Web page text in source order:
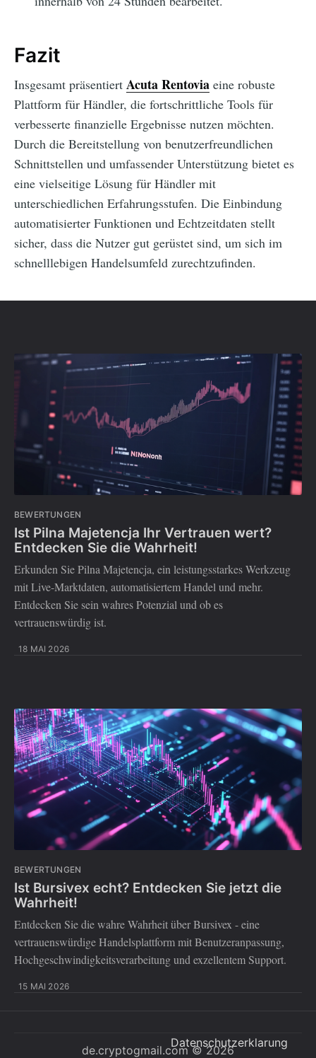
Fazit
Insgesamt präsentiert Acuta Rentovia eine robuste
Plattform für Händler, die fortschrittliche Tools für
verbesserte finanzielle Ergebnisse nutzen möchten.
Durch die Bereitstellung von benutzerfreundlichen
Schnittstellen und umfassender Unterstützung bietet es
eine vielseitige Lösung für Händler mit
unterschiedlichen Erfahrungsstufen. Die Einbindung
automatisierter Funktionen und Echtzeitdaten stellt
sicher, dass die Nutzer gut gerüstet sind, um sich im
schnelllebigen Handelsumfeld zurechtzufinden.
BEWERTUNGEN
Ist Pilna Majetencja Ihr Vertrauen wert?
Entdecken Sie die Wahrheit!
Erkunden Sie Pilna Majetencja, ein leistungsstarkes Werkzeug
mit Live-Marktdaten, automatisiertem Handel und mehr.
Entdecken Sie sein wahres Potenzial und ob es
vertrauenswürdig ist.
18 MAI 2026
BEWERTUNGEN
Ist Bursivex echt? Entdecken Sie jetzt die
Wahrheit!
Entdecken Sie die wahre Wahrheit über Bursivex - eine
vertrauenswürdige Handelsplattform mit Benutzeranpassung,
Hochgeschwindigkeitsverarbeitung und exzellentem Support.
15 MAI 2026
Datenschutzerklarung
de.cryptogmail.com© 2026